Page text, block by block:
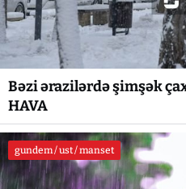
Bəzi ərazilərdə şimşək
HAVA
gundem / ust / manset